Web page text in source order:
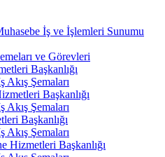
İş ve İşlemleri Sunumu
ve Görevleri
Başkanlığı
Akış Şemaları
Başkanlığı
Akış Şemaları
Başkanlığı
Akış Şemaları
Hizmetleri Başkanlığı